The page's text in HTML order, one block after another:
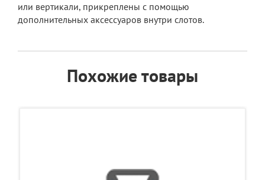
или вертикали, прикреплены с помощью
дополнительных аксессуаров внутри слотов.
Похожие товары